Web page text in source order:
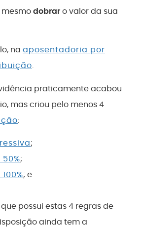
dobraro valor da sua
na aposentadoria por
.
praticamente acabou
mas criou pelo menos 4
:
;
;
; e
possui estas 4 regras de
ainda tem a